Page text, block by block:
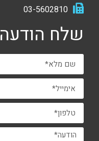
03-5602810
שלח הודעה